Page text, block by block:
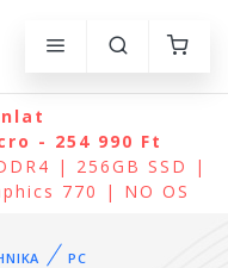
- 254 990 Ft
| 256GB SSD |
770 | NO OS
PC